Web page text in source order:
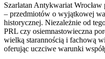
Szarlatan Antykwariat
– przedmiotów o wyjątkowej
historycznej. Niezależnie od
PRL czy osiemnastowieczna
wielką starannością i fachową
oferując uczciwe warunki